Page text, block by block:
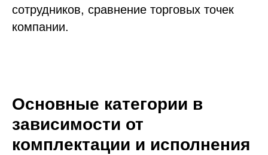
сотрудников, сравнение торговых точек
компании.
Основные категории в
зависимости от
комплектации и исполнения